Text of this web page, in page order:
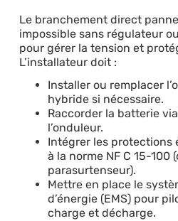
Le branchement direct
impossible sans régulateur
pour gérer la tension et
L’installateur doit :
Installer ou remplacer
hybride si nécessaire.
Raccorder la batterie
l’onduleur.
Intégrer les protections
à la norme NF C 15-
parasurtenseur).
Mettre en place le
d’énergie (EMS) pour
charge et décharge.